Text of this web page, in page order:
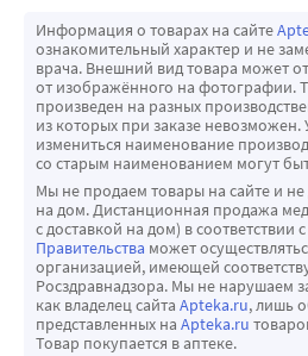
Информация о товарах на сайте
ознакомительный характер и не
врача. Внешний вид товара может
от изображённого на фотографии.
произведен на разных
из которых при заказе невозможен.
измениться наименование
со старым наименованием могут
Мы не продаем товары на сайте и не
на дом. Дистанционная продажа
с доставкой на дом) в соответствии с
Правительства может
организацией, имеющей
Росздравнадзора. Мы не нарушаем
как владелец сайта Apteka.ru, лишь
представленных на Apteka.ru
Товар покупается в аптеке.